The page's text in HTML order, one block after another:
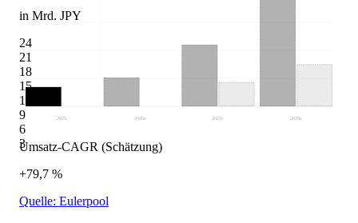
in Mrd. JPY
24
21
18
15
12
9
6
3
2025 2026e 2027e 2028e
Umsatz-CAGR (Schätzung)
+79,7 %
Quelle: Eulerpool